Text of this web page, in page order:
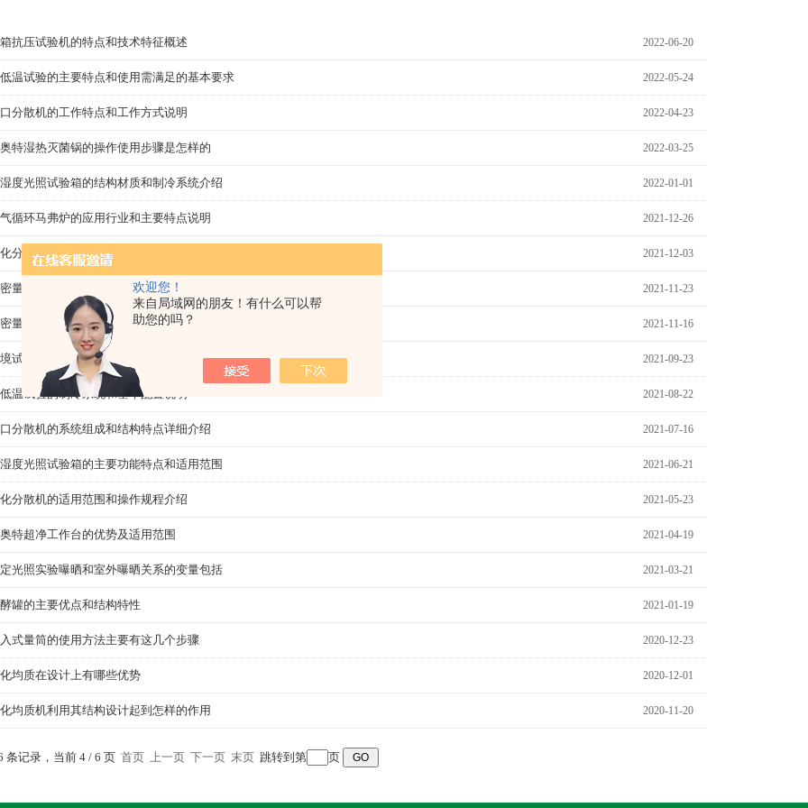
欢迎您！
来自局域网的朋友！有什么可以帮
助您的吗？
抗压试验机的特点和技术特征概述 2022-06-20
温试验的主要特点和使用需满足的基本要求 2022-05-24
分散机的工作特点和工作方式说明 2022-04-23
特湿热灭菌锅的操作使用步骤是怎样的 2022-03-25
度光照试验箱的结构材质和制冷系统介绍 2022-01-01
循环马弗炉的应用行业和主要特点说明 2021-12-26
分散机的装置材料设计与几个主要特点说明 2021-12-03
量筒的产品特点及关于仰视与俯视的问题 2021-11-23
量筒的使用你真的会吗？ 2021-11-16
试验的特点和制冷系统说明 2021-09-23
温试验的制冷系统和基本配置说明 2021-08-22
分散机的系统组成和结构特点详细介绍 2021-07-16
度光照试验箱的主要功能特点和适用范围 2021-06-21
分散机的适用范围和操作规程介绍 2021-05-23
特超净工作台的优势及适用范围 2021-04-19
光照实验曝晒和室外曝晒关系的变量包括 2021-03-21
罐的主要优点和结构特性 2021-01-19
式量筒的使用方法主要有这几个步骤 2020-12-23
均质在设计上有哪些优势 2020-12-01
均质机利用其结构设计起到怎样的作用 2020-11-20
条记录，当前 4 / 6 页 首页 上一页 下一页 末页 跳转到第 页